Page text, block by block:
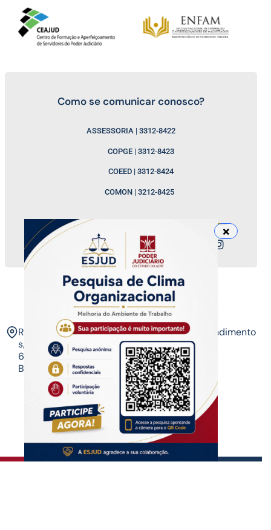
Como se comunicar conosco?
ASSESSORIA | 3312-8422
COPGE | 3312-8423
COEED | 3312-8424
COMON | 3212-8425
Nossos canais
ESJUD
Rua Tribunal de Justiça,
s/n. Via Verde.
69.915-631 – Rio
Branco-AC.​
Horário de Atendimento
07 às 14 horas​
Copyrigth ® | Escola do Poder Judiciário
Todos os direitos reservados